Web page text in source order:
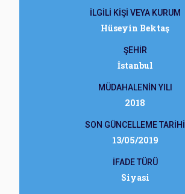
İLGİLİ KİŞİ VEYA KURUM
Hüseyin Bektaş
ŞEHİR
İstanbul
MÜDAHALENİN YILI
2018
SON GÜNCELLEME TARİHİ
13/05/2019
İFADE TÜRÜ
Siyasi